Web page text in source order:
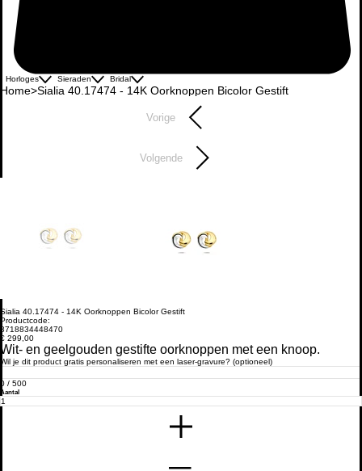
Horloges Sieraden Bridal
Home>Sialia 40.17474 - 14K Oorknoppen Bicolor Gestift
Vorige
Volgende
Sialia 40.17474 - 14K Oorknoppen Bicolor Gestift
Productcode:
Productcode
8718834448470
8718834448470
Prijs
€ 299,00
Wit- en geelgouden gestifte oorknoppen met een knoop.
Wil je dit product gratis personaliseren met een laser-gravure? (optioneel)
500
tekens.
0 / 500
Aantal